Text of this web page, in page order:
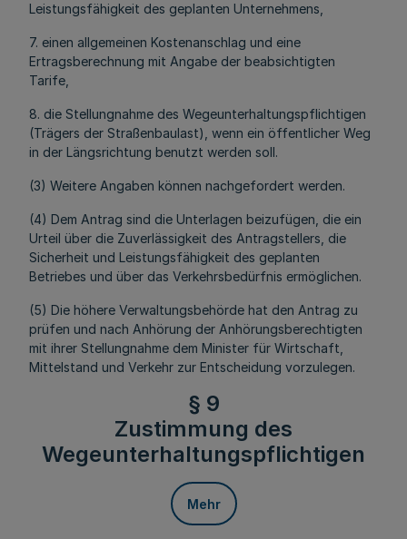
Leistungsfähigkeit des geplanten Unternehmens,
7. einen allgemeinen Kostenanschlag und eine
Ertragsberechnung mit Angabe der beabsichtigten
Tarife,
8. die Stellungnahme des Wegeunterhaltungspflichtigen
(Trägers der Straßenbaulast), wenn ein öffentlicher Weg
in der Längsrichtung benutzt werden soll.
(3) Weitere Angaben können nachgefordert werden.
(4) Dem Antrag sind die Unterlagen beizufügen, die ein
Urteil über die Zuverlässigkeit des Antragstellers, die
Sicherheit und Leistungsfähigkeit des geplanten
Betriebes und über das Verkehrsbedürfnis ermöglichen.
(5) Die höhere Verwaltungsbehörde hat den Antrag zu
prüfen und nach Anhörung der Anhörungsberechtigten
mit ihrer Stellungnahme dem Minister für Wirtschaft,
Mittelstand und Verkehr zur Entscheidung vorzulegen.
§ 9
Zustimmung des
Wegeunterhaltungspflichtigen
Mehr